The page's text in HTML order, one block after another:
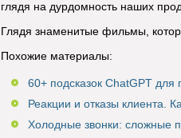
глядя на дурдомность наших
Глядя знаменитые фильмы,
Похожие материалы:
60+ подсказок ChatGPT
Реакции и отказы клиента.
Холодные звонки: сложные